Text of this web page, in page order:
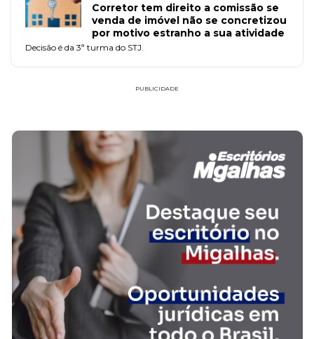
Corretor tem direito a comissão se
venda de imóvel não se concretizou
por motivo estranho a sua atividade
Decisão é da 3ª turma do STJ.
PUBLICIDADE